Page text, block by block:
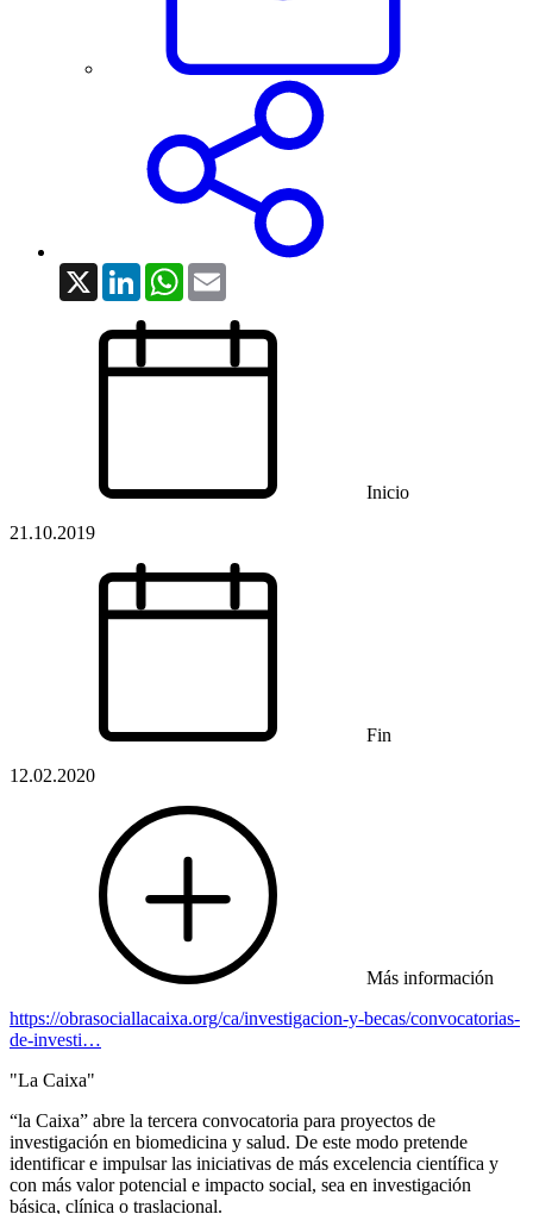
X LinkedInWhatsApp
Inicio
21.10.2019
Fin
12.02.2020
Más información
https://obrasociallacaixa.org/ca/investigacion-y-becas/convocatorias-
de-investi…
"La Caixa"
“la Caixa” abre la tercera convocatoria para proyectos de
investigación en biomedicina y salud. De este modo pretende
identificar e impulsar las iniciativas de más excelencia científica y
con más valor potencial e impacto social, sea en investigación
básica, clínica o traslacional.